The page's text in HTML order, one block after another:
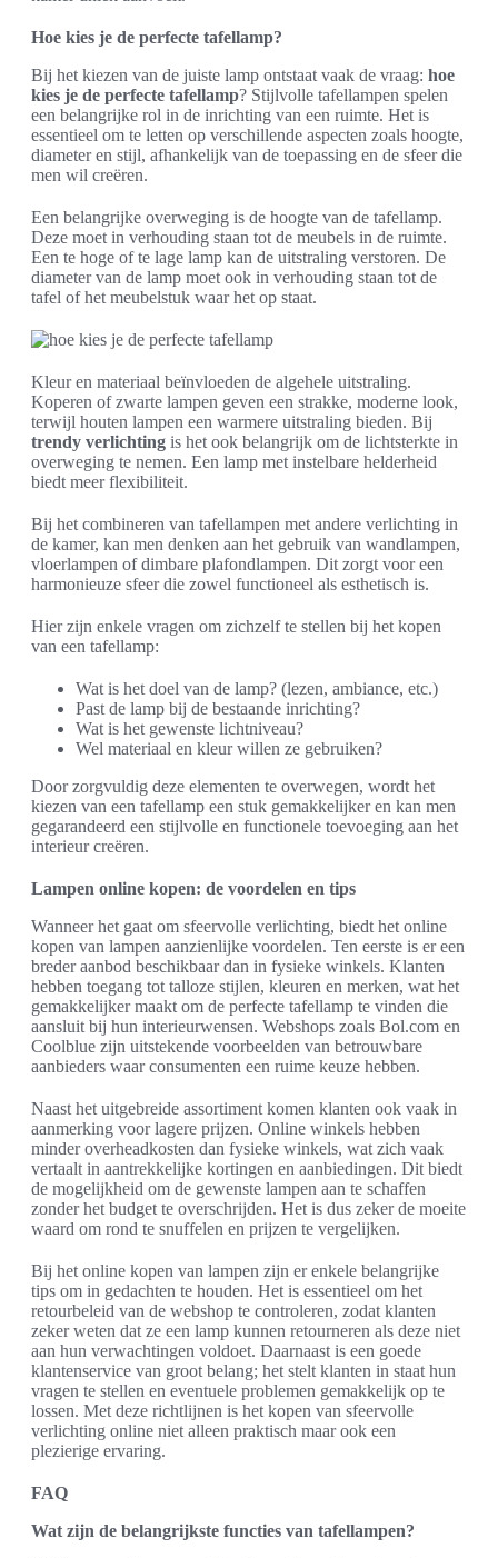
Hoe kies je de perfecte tafellamp?
Bij het kiezen van de juiste lamp ontstaat vaak de vraag: hoe
kies je de perfecte tafellamp? Stijlvolle tafellampen spelen
een belangrijke rol in de inrichting van een ruimte. Het is
essentieel om te letten op verschillende aspecten zoals hoogte,
diameter en stijl, afhankelijk van de toepassing en de sfeer die
men wil creëren.
Een belangrijke overweging is de hoogte van de tafellamp.
Deze moet in verhouding staan tot de meubels in de ruimte.
Een te hoge of te lage lamp kan de uitstraling verstoren. De
diameter van de lamp moet ook in verhouding staan tot de
tafel of het meubelstuk waar het op staat.
Kleur en materiaal beïnvloeden de algehele uitstraling.
Koperen of zwarte lampen geven een strakke, moderne look,
terwijl houten lampen een warmere uitstraling bieden. Bij
trendy verlichting is het ook belangrijk om de lichtsterkte in
overweging te nemen. Een lamp met instelbare helderheid
biedt meer flexibiliteit.
Bij het combineren van tafellampen met andere verlichting in
de kamer, kan men denken aan het gebruik van wandlampen,
vloerlampen of dimbare plafondlampen. Dit zorgt voor een
harmonieuze sfeer die zowel functioneel als esthetisch is.
Hier zijn enkele vragen om zichzelf te stellen bij het kopen
van een tafellamp:
Wat is het doel van de lamp? (lezen, ambiance, etc.)
Past de lamp bij de bestaande inrichting?
Wat is het gewenste lichtniveau?
Wel materiaal en kleur willen ze gebruiken?
Door zorgvuldig deze elementen te overwegen, wordt het
kiezen van een tafellamp een stuk gemakkelijker en kan men
gegarandeerd een stijlvolle en functionele toevoeging aan het
interieur creëren.
Lampen online kopen: de voordelen en tips
Wanneer het gaat om sfeervolle verlichting, biedt het online
kopen van lampen aanzienlijke voordelen. Ten eerste is er een
breder aanbod beschikbaar dan in fysieke winkels. Klanten
hebben toegang tot talloze stijlen, kleuren en merken, wat het
gemakkelijker maakt om de perfecte tafellamp te vinden die
aansluit bij hun interieurwensen. Webshops zoals Bol.com en
Coolblue zijn uitstekende voorbeelden van betrouwbare
aanbieders waar consumenten een ruime keuze hebben.
Naast het uitgebreide assortiment komen klanten ook vaak in
aanmerking voor lagere prijzen. Online winkels hebben
minder overheadkosten dan fysieke winkels, wat zich vaak
vertaalt in aantrekkelijke kortingen en aanbiedingen. Dit biedt
de mogelijkheid om de gewenste lampen aan te schaffen
zonder het budget te overschrijden. Het is dus zeker de moeite
waard om rond te snuffelen en prijzen te vergelijken.
Bij het online kopen van lampen zijn er enkele belangrijke
tips om in gedachten te houden. Het is essentieel om het
retourbeleid van de webshop te controleren, zodat klanten
zeker weten dat ze een lamp kunnen retourneren als deze niet
aan hun verwachtingen voldoet. Daarnaast is een goede
klantenservice van groot belang; het stelt klanten in staat hun
vragen te stellen en eventuele problemen gemakkelijk op te
lossen. Met deze richtlijnen is het kopen van sfeervolle
verlichting online niet alleen praktisch maar ook een
plezierige ervaring.
FAQ
Wat zijn de belangrijkste functies van tafellampen?